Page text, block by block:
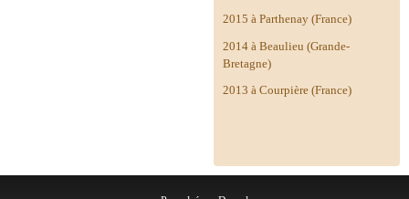
2015 à Parthenay (France)
2014 à Beaulieu (Grande-
Bretagne)
2013 à Courpière (France)